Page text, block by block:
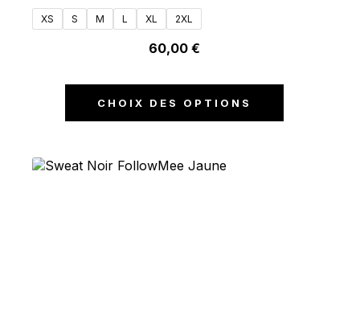
XS S M L XL 2XL
60,00€
CHOIX DES OPTIONS